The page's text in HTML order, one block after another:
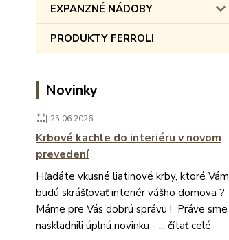
EXPANZNÉ NÁDOBY
PRODUKTY FERROLI
Novinky
25.06.2026
Krbové kachle do interiéru v novom
prevedení
Hľadáte vkusné liatinové krby, ktoré Vám
budú skrášľovať interiér vášho domova ?
Máme pre Vás dobrú správu ! Práve sme
naskladnili úplnú novinku - ... čítať celé